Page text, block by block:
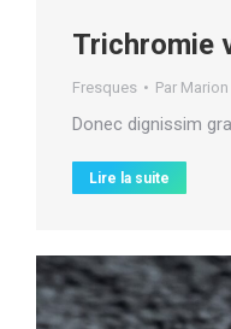
Trichromie
Fresques Par Marion
Donec dignissim
Lire la suite